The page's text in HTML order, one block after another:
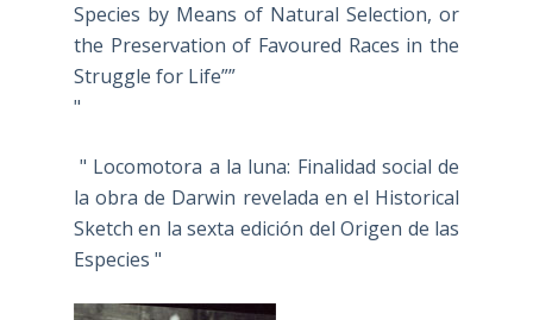
Species by Means of Natural Selection, or
the Preservation of Favoured Races in the
Struggle for Life””
"
" Locomotora a la luna: Finalidad social de
la obra de Darwin revelada en el Historical
Sketch en la sexta edición del Origen de las
Especies "